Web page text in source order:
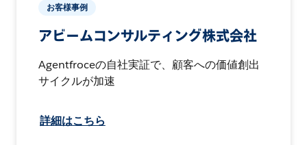
お客様事例
アビームコンサルティング株式会社
Agentfroceの自社実証で、顧客への価値創出
サイクルが加速
詳細はこちら